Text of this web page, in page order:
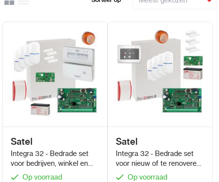
Uitzicht
Satel
Integra 32 - Bedrade set
voor bedrijven, winkel en
horecaOp voorraad
Satel
Integra 32 - Bedrade set
voor nieuw of te renoveren
woningOp voorraad